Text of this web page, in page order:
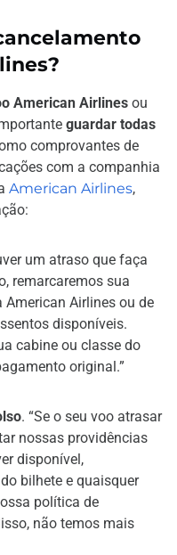
American Airlines ou
guardar todas
comprovantes de
com a companhia
American Airlines,
um atraso que faça
remarcaremos sua
Airlines ou de
disponíveis.
cabine ou classe do
original.”
. “Se o seu voo atrasar
nossas providências
disponível,
bilhete e quaisquer
política de
não temos mais